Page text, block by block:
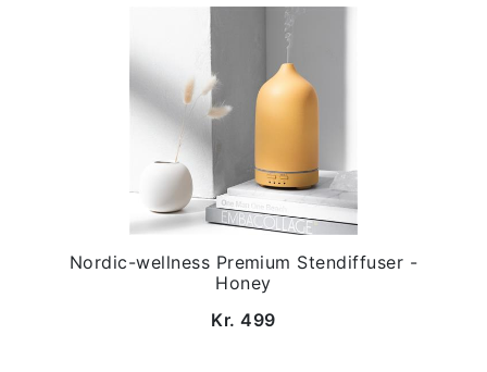
Nordic-wellness Premium Stendiffuser -
Honey
Kr. 499